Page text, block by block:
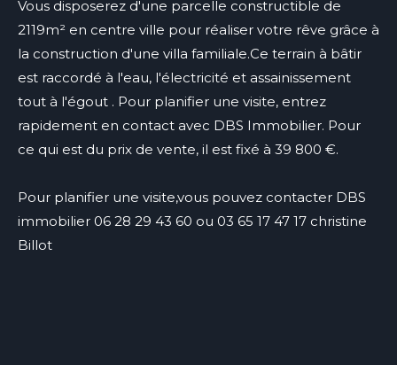
Vous disposerez d'une parcelle constructible de
2119m² en centre ville pour réaliser votre rêve grâce à
la construction d'une villa familiale.Ce terrain à bâtir
est raccordé à l'eau, l'électricité et assainissement
tout à l'égout . Pour planifier une visite, entrez
rapidement en contact avec DBS Immobilier. Pour
ce qui est du prix de vente, il est fixé à 39 800 €.
Pour planifier une visite,vous pouvez contacter DBS
immobilier 06 28 29 43 60 ou 03 65 17 47 17 christine
Billot